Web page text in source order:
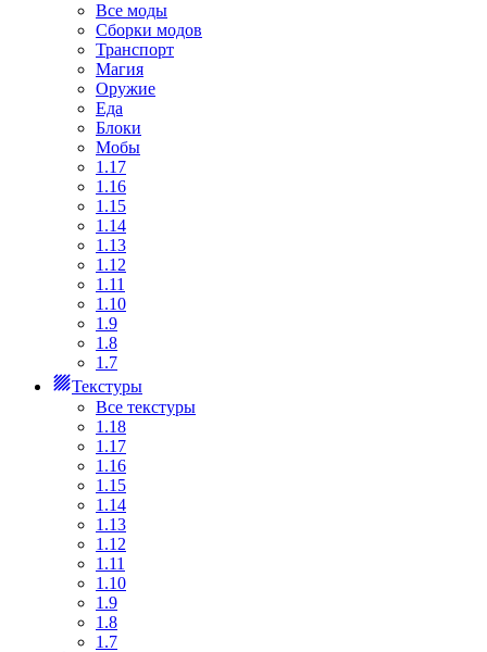
Все моды
Сборки модов
Транспорт
Магия
Оружие
Еда
Блоки
Мобы
1.17
1.16
1.15
1.14
1.13
1.12
1.11
1.10
1.9
1.8
1.7
Текстуры
Все текстуры
1.18
1.17
1.16
1.15
1.14
1.13
1.12
1.11
1.10
1.9
1.8
1.7